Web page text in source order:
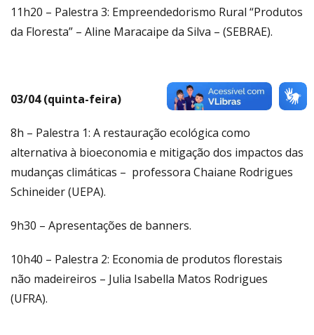
11h20 – Palestra 3: Empreendedorismo Rural “Produtos
da Floresta” – Aline Maracaipe da Silva – (SEBRAE).
03/04 (quinta-feira)
8h – Palestra 1: A restauração ecológica como
alternativa à bioeconomia e mitigação dos impactos das
mudanças climáticas – professora Chaiane Rodrigues
Schineider (UEPA).
9h30 – Apresentações de banners.
10h40 – Palestra 2: Economia de produtos florestais
não madeireiros – Julia Isabella Matos Rodrigues
(UFRA).